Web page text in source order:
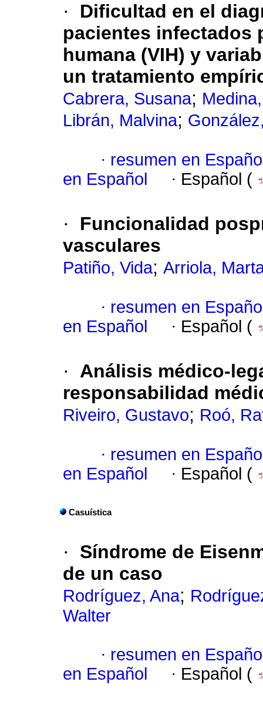
·
Dificultad en el
pacientes infectados
humana (VIH) y
un tratamiento
Cabrera, Susana;
Librán, Malvina;
· resumen en
en Español
· Español (
·
Funcionalidad
vasculares
Patiño, Vida; Arriola,
· resumen en
en Español
· Español (
·
Análisis médico-
responsabilidad
Riveiro, Gustavo; Roó,
· resumen en
en Español
· Español (
Casuística
·
Síndrome de
de un caso
Rodríguez, Ana;
Walter
· resumen en
en Español
· Español (